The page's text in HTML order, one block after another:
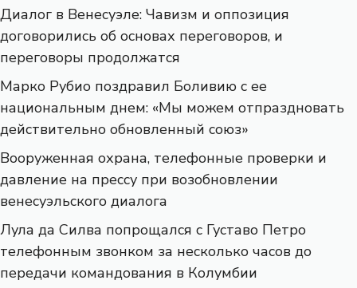
Диалог в Венесуэле: Чавизм и оппозиция
договорились об основах переговоров, и
переговоры продолжатся
Марко Рубио поздравил Боливию с ее
национальным днем: «Мы можем отпраздновать
действительно обновленный союз»
Вооруженная охрана, телефонные проверки и
давление на прессу при возобновлении
венесуэльского диалога
Лула да Силва попрощался с Густаво Петро
телефонным звонком за несколько часов до
передачи командования в Колумбии